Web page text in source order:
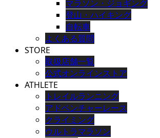
マラソン・ジョギング
登山・ハイキング
自転車
よくある質問
STORE
取扱店舗一覧
公式オンラインストア
ATHLETE
トレイルランニング
アドベンチャーレース
クライミング
ウルトラマラソン